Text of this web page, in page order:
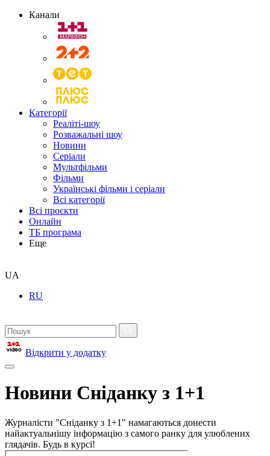
Канали
Категорії
Реаліті-шоу
Розважальні шоу
Новини
Серіали
Мультфільми
Фільми
Українські фільми і серіали
Всі категорії
Всі проєкти
Онлайн
ТБ програма
Еще
UA
RU
Відкрити у додатку
Новини Сніданку з 1+1
Журналісти "Сніданку з 1+1" намагаються донести
найактуальнішу інформацію з самого ранку для улюблених
глядачів. Будь в курсі!